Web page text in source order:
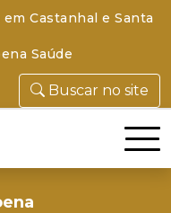
Castanhal e Santa
Saúde
Buscar no site